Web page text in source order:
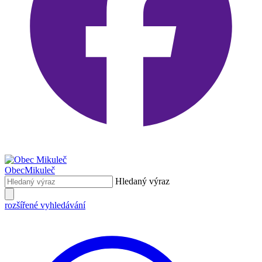
ObecMikuleč
Hledaný výraz
rozšířené vyhledávání